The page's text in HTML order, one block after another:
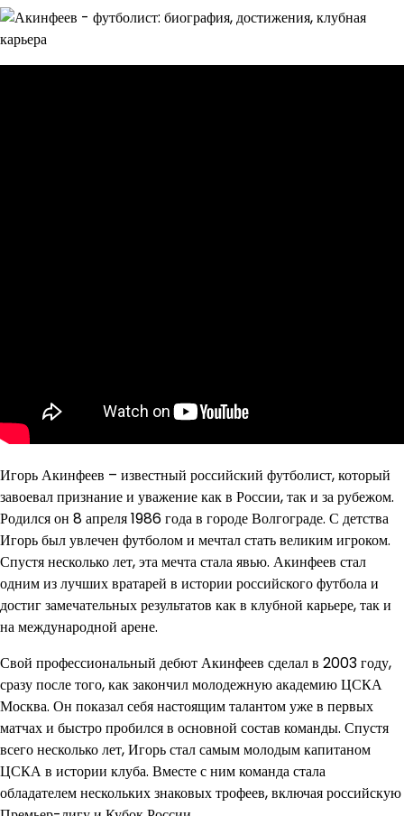
Игорь Акинфеев – известный российский футболист, который
завоевал признание и уважение как в России, так и за рубежом.
Родился он 8 апреля 1986 года в городе Волгограде. С детства
Игорь был увлечен футболом и мечтал стать великим игроком.
Спустя несколько лет, эта мечта стала явью. Акинфеев стал
одним из лучших вратарей в истории российского футбола и
достиг замечательных результатов как в клубной карьере, так и
на международной арене.
Свой профессиональный дебют Акинфеев сделал в 2003 году,
сразу после того, как закончил молодежную академию ЦСКА
Москва. Он показал себя настоящим талантом уже в первых
матчах и быстро пробился в основной состав команды. Спустя
всего несколько лет, Игорь стал самым молодым капитаном
ЦСКА в истории клуба. Вместе с ним команда стала
обладателем нескольких знаковых трофеев, включая российскую